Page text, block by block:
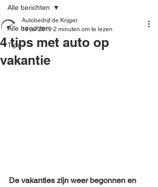
Alle berichten
Tips
Alle berichten
4 tips met auto op
vakantie
Autobedrijf de Krijger
19 jul 2019 2 minuten om te lezen
De vakanties zijn weer begonnen en